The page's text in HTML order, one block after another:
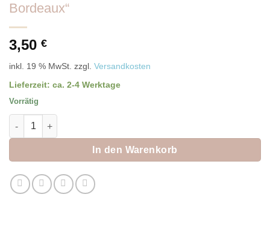
Bordeaux“
3,50 €
inkl. 19 % MwSt. zzgl. Versandkosten
Lieferzeit: ca. 2-4 Werktage
Vorrätig
KKNEKKI Haargummi "Mix Light Blue-Bordeaux" Menge
In den Warenkorb